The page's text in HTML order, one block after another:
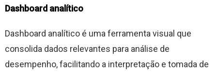
Dashboard analítico
Dashboard analítico é uma ferramenta visual que
consolida dados relevantes para análise de
desempenho, facilitando a interpretação e tomada de